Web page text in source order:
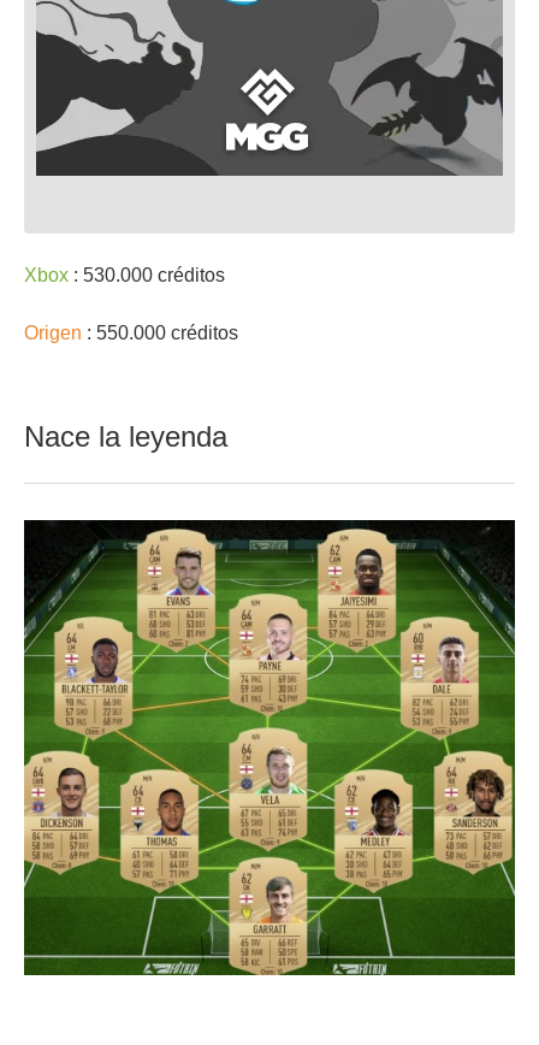
Xbox : 530.000 créditos
Origen : 550.000 créditos
Nace la leyenda